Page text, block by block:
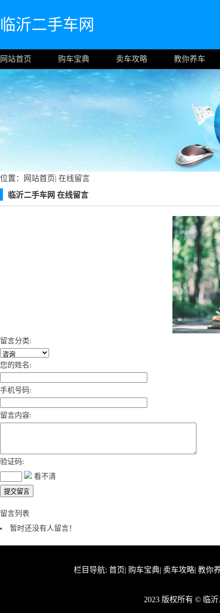
临沂二手车网
网站首页 购车宝典 卖车攻略 教你养车
位置： 网站首页| 在线留言
临沂二手车网 在线留言
留言分类:
您的姓名:
手机号码:
留言内容:
验证码:
看不清
留言列表
暂时还没有人留言！
栏目导航: 首页| 购车宝典| 卖车攻略| 教你
2023 版权所有 © 临